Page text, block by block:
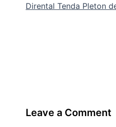
Dirental Tenda Pleton
Leave a Comment